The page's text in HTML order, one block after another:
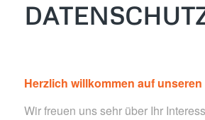
Herzlich willkommen auf
Wir freuen uns sehr über Ihr